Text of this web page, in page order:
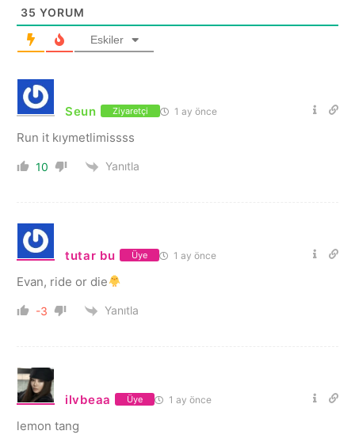
35 YORUM
Eskiler
Seun Ziyaretçi 1 ay önce
Run it kıymetlimissss
10 Yanıtla
tutar bu Üye 1 ay önce
Evan, ride or die
-3 Yanıtla
ilvbeaa Üye 1 ay önce
lemon tang